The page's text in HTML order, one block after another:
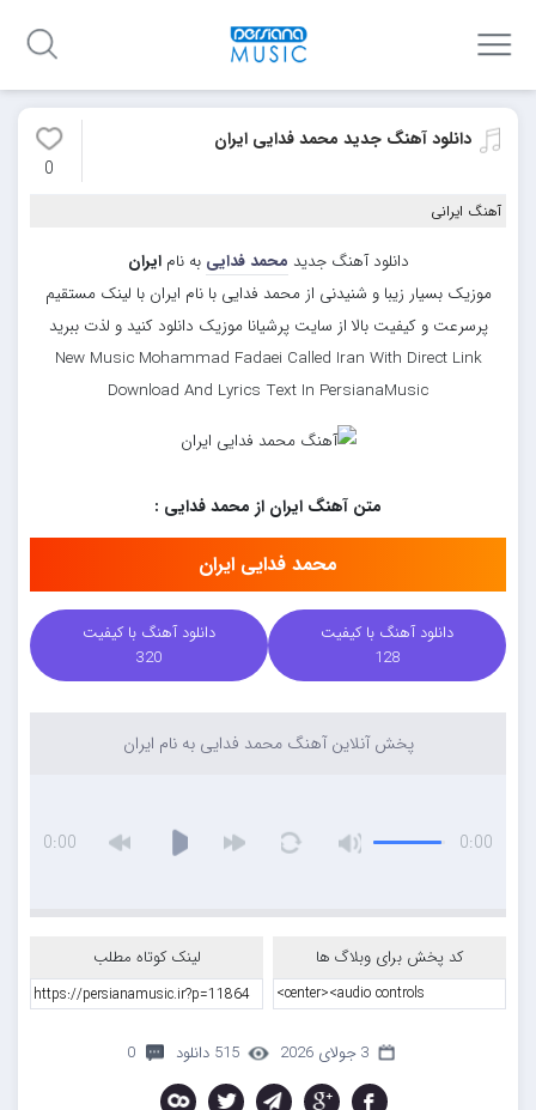
دانلود آهنگ جدید محمد فدایی ایران
0
آهنگ ایرانی
دانلود آهنگ جدید محمد فدایی به نامایران
موزیک بسیار زیبا و شنیدنی از محمد فدایی با نام ایران با لینک مستقیم
پرسرعت و کیفیت بالا از سایت پرشیانا موزیک دانلود کنید و لذت ببرید
New Music Mohammad Fadaei Called Iran With Direct Link
Download And Lyrics Text In PersianaMusic
متن آهنگ ایران از محمد فدایی :
محمد فدایی ایران
دانلود آهنگ با کیفیت
128
دانلود آهنگ با کیفیت
320
پخش آنلاین آهنگ محمد فدایی به نام ایران
0:00
0:00
کد پخش برای وبلاگ ها لینک کوتاه مطلب
3 جولای 2026 515 دانلود 0